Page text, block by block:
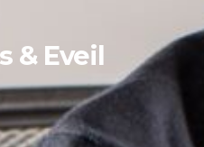
& Eveil